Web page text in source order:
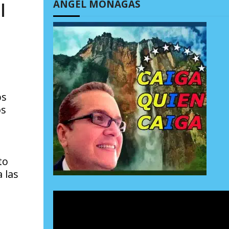
las
ÁNGEL MONAGAS